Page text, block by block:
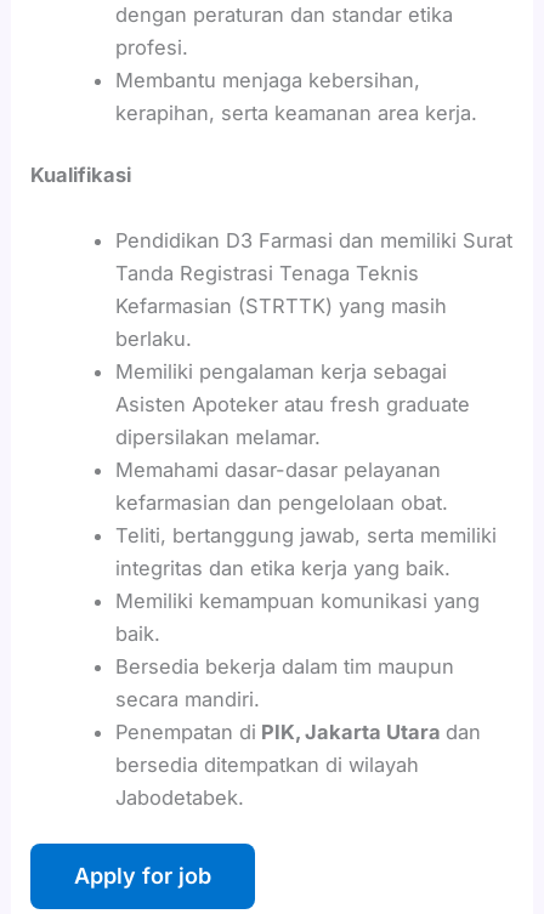
dengan peraturan dan standar etika
profesi.
Membantu menjaga kebersihan,
kerapihan, serta keamanan area kerja.
Kualifikasi
Pendidikan D3 Farmasi dan memiliki Surat
Tanda Registrasi Tenaga Teknis
Kefarmasian (STRTTK) yang masih
berlaku.
Memiliki pengalaman kerja sebagai
Asisten Apoteker atau fresh graduate
dipersilakan melamar.
Memahami dasar-dasar pelayanan
kefarmasian dan pengelolaan obat.
Teliti, bertanggung jawab, serta memiliki
integritas dan etika kerja yang baik.
Memiliki kemampuan komunikasi yang
baik.
Bersedia bekerja dalam tim maupun
secara mandiri.
Penempatan di PIK, Jakarta Utara dan
bersedia ditempatkan di wilayah
Jabodetabek.